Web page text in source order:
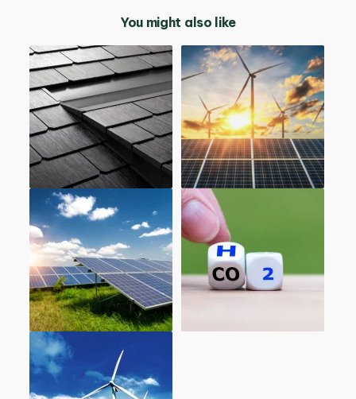
You might also like